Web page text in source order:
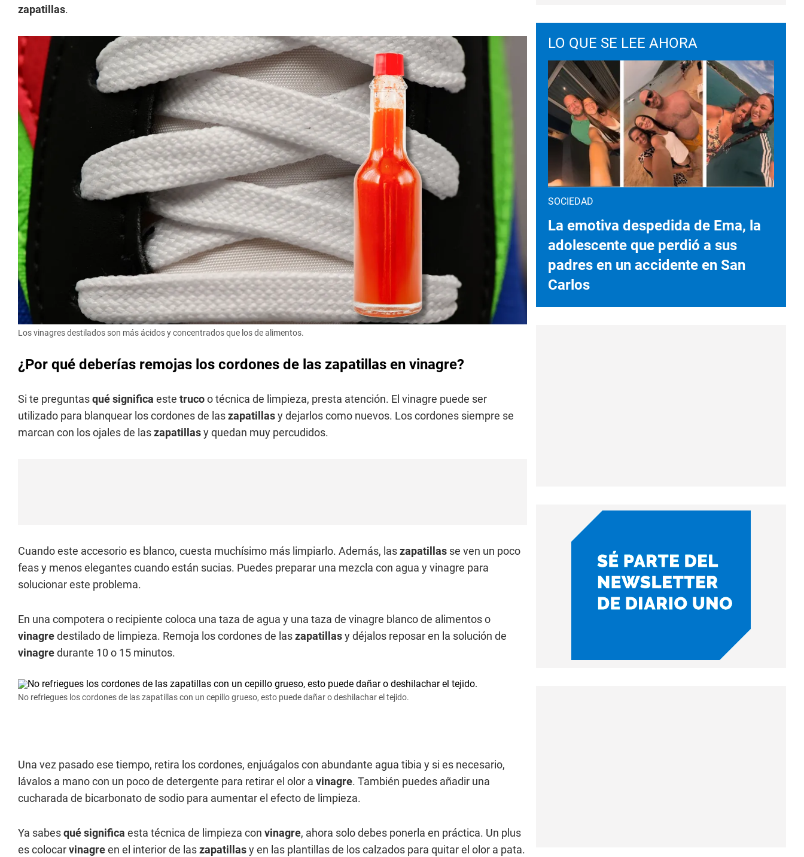
zapatillas.
Los vinagres destilados son más ácidos y concentrados que los de alimentos.
¿Por qué deberías remojas los cordones de las zapatillas en vinagre?
Si te preguntasqué significa este trucoo técnica de limpieza, presta atención. El vinagre puede ser
utilizado para blanquear los cordones de laszapatillasy dejarlos como nuevos. Los cordones siempre se
marcan con los ojales de laszapatillasy quedan muy percudidos.
Cuando este accesorio es blanco, cuesta muchísimo más limpiarlo. Además, laszapatillas se ven un poco
feas y menos elegantes cuando están sucias. Puedes preparar una mezcla con agua y vinagre para
solucionar este problema.
En una compotera o recipiente coloca una taza de agua y una taza de vinagre blanco de alimentos o
vinagredestilado de limpieza. Remoja los cordones de laszapatillasy déjalos reposar en la solución de
vinagredurante 10 o 15 minutos.
No refriegues los cordones de las zapatillas con un cepillo grueso, esto puede dañar o deshilachar el tejido.
Una vez pasado ese tiempo, retira los cordones, enjuágalos con abundante agua tibia y si es necesario,
lávalos a mano con un poco de detergente para retirar el olor a vinagre. También puedes añadir una
cucharada de bicarbonato de sodio para aumentar el efecto de limpieza.
Ya sabesqué significa esta técnica de limpieza con vinagre, ahora solo debes ponerla en práctica. Un plus
es colocarvinagreen el interior de laszapatillasy en las plantillas de los calzados para quitar el olor a pata.
LO QUE SE LEE AHORA
SOCIEDAD
La emotiva despedida de Ema, la
adolescente que perdió a sus
padres en un accidente en San
Carlos